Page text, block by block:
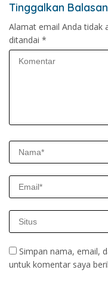
Tinggalkan Balasan
Alamat email Anda tidak
ditandai *
Simpan nama, email,
untuk komentar saya